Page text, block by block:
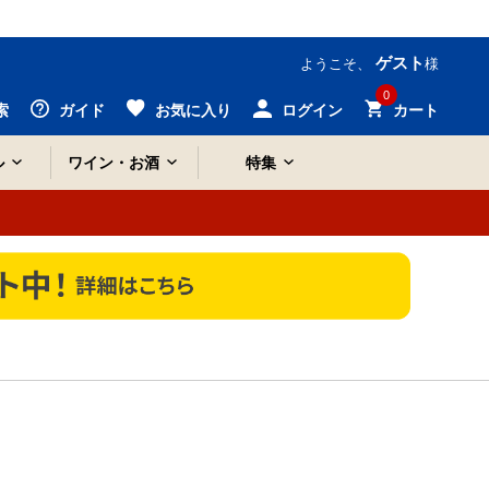
ようこそ、 ゲスト 様
ガイド お気に入り ログイン
0
カート
ワイン・お酒 特集